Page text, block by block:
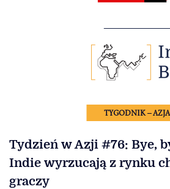
TYGODNIK – AZJA
Tydzień w Azji #76: Bye,
Indie wyrzucają z rynku
graczy